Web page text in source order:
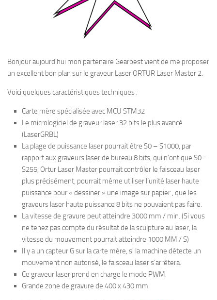
Bonjour aujourd’hui mon partenaire Gearbest vient de me proposer
un excellent bon plan sur le graveur Laser ORTUR Laser Master 2.
Voici quelques caractéristiques techniques :
Carte mère spécialisée avec MCU STM32
Le micrologiciel de graveur laser 32 bits le plus avancé
(LaserGRBL)
La plage de puissance laser pourrait être S0 – S1000, par
rapport aux graveurs laser de bureau 8 bits, qui n’ont que S0 –
S255, Ortur Laser Master pourrait contrôler le faisceau laser
plus précisément, pourrait même utiliser l’unité laser haute
puissance pour « dessiner » une image sur papier , que les
graveurs laser haute puissance 8 bits ne pouvaient pas faire.
La vitesse de gravure peut atteindre 3000 mm / min. (Si vous
ne tenez pas compte du résultat de la sculpture au laser, la
vitesse du mouvement pourrait atteindre 1000 MM / S)
Il y a un capteur G sur la carte mère, si la machine détecte un
mouvement non autorisé, le faisceau laser s’arrêtera.
Ce graveur laser prend en charge le mode PWM.
Grande zone de gravure de 400 x 430 mm.